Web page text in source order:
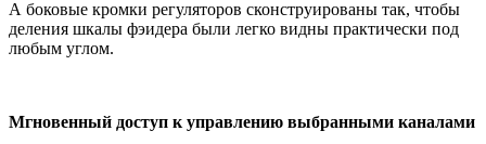
А боковые кромки регуляторов сконструированы так, чтобы
деления шкалы фэидера были легко видны практически под
любым углом.
Мгновенный доступ к управлению выбранными каналами